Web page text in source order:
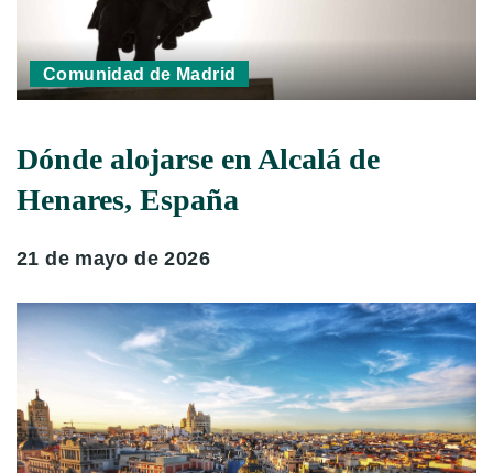
Comunidad de Madrid
Dónde alojarse en Alcalá de
Henares, España
21 de mayo de 2026